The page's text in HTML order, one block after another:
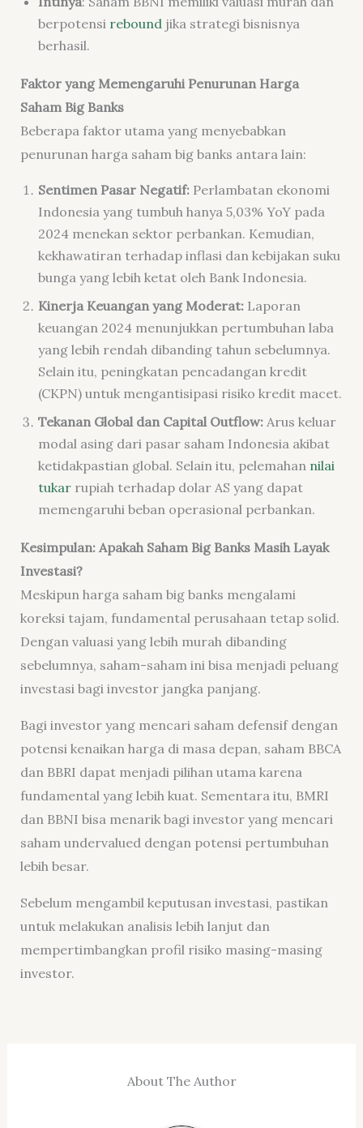
berpotensi rebound jika strategi bisnisnya
berhasil.
Faktor yang Memengaruhi Penurunan Harga
Saham Big Banks
Beberapa faktor utama yang menyebabkan
penurunan harga saham big banks antara lain:
Sentimen Pasar Negatif: Perlambatan ekonomi
Indonesia yang tumbuh hanya 5,03% YoY pada
2024 menekan sektor perbankan. Kemudian,
kekhawatiran terhadap inflasi dan kebijakan suku
bunga yang lebih ketat oleh Bank Indonesia.
Kinerja Keuangan yang Moderat: Laporan
keuangan 2024 menunjukkan pertumbuhan laba
yang lebih rendah dibanding tahun sebelumnya.
Selain itu, peningkatan pencadangan kredit
(CKPN) untuk mengantisipasi risiko kredit macet.
Tekanan Global dan Capital Outflow: Arus keluar
modal asing dari pasar saham Indonesia akibat
ketidakpastian global. Selain itu, pelemahan nilai
tukarrupiah terhadap dolar AS yang dapat
memengaruhi beban operasional perbankan.
Kesimpulan: Apakah Saham Big Banks Masih Layak
Investasi?
Meskipun harga saham big banks mengalami
koreksi tajam, fundamental perusahaan tetap solid.
Dengan valuasi yang lebih murah dibanding
sebelumnya, saham-saham ini bisa menjadi peluang
investasi bagi investor jangka panjang.
Bagi investor yang mencari saham defensif dengan
potensi kenaikan harga di masa depan, saham BBCA
dan BBRI dapat menjadi pilihan utama karena
fundamental yang lebih kuat. Sementara itu, BMRI
dan BBNI bisa menarik bagi investor yang mencari
saham undervalued dengan potensi pertumbuhan
lebih besar.
Sebelum mengambil keputusan investasi, pastikan
untuk melakukan analisis lebih lanjut dan
mempertimbangkan profil risiko masing-masing
investor.
About The Author